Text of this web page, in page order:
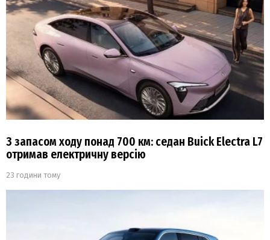
З запасом ходу понад 700 км: седан Buick Electra L7
отримав електричну версію
23 години тому